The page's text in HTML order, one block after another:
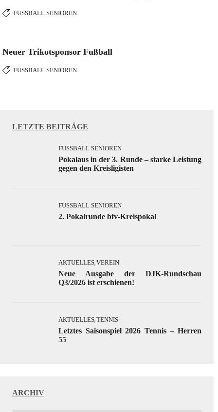
FUSSBALL SENIOREN
Neuer Trikotsponsor Fußball
FUSSBALL SENIOREN
LETZTE BEITRÄGE
FUSSBALL SENIOREN
Pokalaus in der 3. Runde – starke Leistung
gegen den Kreisligisten
FUSSBALL SENIOREN
2. Pokalrunde bfv-Kreispokal
AKTUELLES, VEREIN
Neue Ausgabe der DJK-Rundschau
Q3/2026 ist erschienen!
AKTUELLES, TENNIS
Letztes Saisonspiel 2026 Tennis – Herren
55
ARCHIV